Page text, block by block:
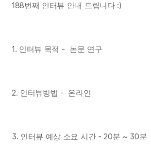
188번째 인터뷰 안내 드립니다 :)
1. 인터뷰 목적 -  논문 연구
2. 인터뷰방법 -  온라인
3. 인터뷰 예상 소요 시간 - 20분 ~ 30분